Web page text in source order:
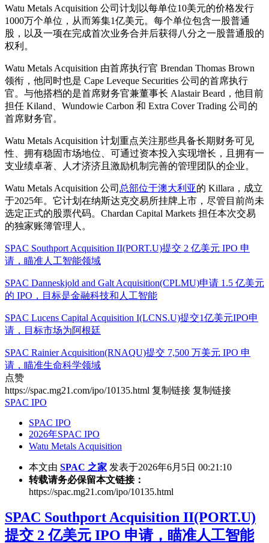
Watu Metals Acquisition 公司计划以每单位10美元的价格发行
1000万个单位，从而筹集1亿美元。每个单位包含一股普通
股，以及一项在完成首次业务合并后获得八分之一股普通股的
权利。
Watu Metals Acquisition 由首席执行官 Brendan Thomas Brown
领衔，他同时也是 Cape Leveque Securities 公司的首席执行
官。与他搭档的是首席财务官兼董事长 Alastair Beard，他目前
担任 Kiland、Wundowie Carbon 和 Extra Cover Trading 公司的
首席财务官。
Watu Metals Acquisition 计划重点关注那些具备长期财务可见
性、拥有稳固市场地位、可通过资本投入实现增长，且拥有一
支业绩卓著、人才济济且激励机制完善的管理团队的企业。
Watu Metals Acquisition 公司 总部位于澳大利亚的 Killara，成立
于2025年。它计划在纳斯达克交易所挂牌上市，尽管目前尚未
选定正式的股票代码。Chardan Capital Markets 担任本次交易
的独家账簿管理人。
SPAC Southport Acquisition II(PORT.U)提交 2 亿美元 IPO 申
请，瞄准人工智能领域
SPAC Danneskjold and Galt Acquisition(CPLMU)申请 1.5 亿美元
的 IPO，目标是金融科技和人工智能
SPAC Lucens Capital Acquisition I(LCNS.U)提交1亿美元IPO申
请，目标市场为阿根廷
SPAC Rainier Acquisition(RNAQU)提交 7,500 万美元 IPO 申
请，瞄准生命科学领域
点赞
https://spac.mg21.com/ipo/10135.html 复制链接 复制链接
SPAC IPO
SPAC IPO
2026年SPAC IPO
Watu Metals Acquisition
本文由 SPAC 之家 发表于2026年6月5日 00:21:10
转载请务必保留本文链接：
https://spac.mg21.com/ipo/10135.html
SPAC Southport Acquisition II(PORT.U)
提交 2 亿美元 IPO 申请，瞄准人工智能